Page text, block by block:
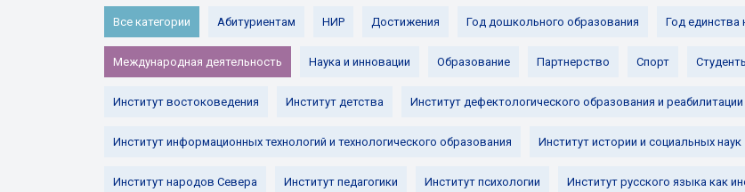
Все категории Абитуриентам НИР Достижения Год дошкольного образования Год единства
Международная деятельность Наука и инновации Образование Партнерство Спорт
Институт востоковедения Институт детства Институт дефектологического образования и реабилитации
Институт информационных технологий и технологического образования Институт истории и социальных наук
Институт народов Севера Институт педагогики Институт психологии Институт русского языка как